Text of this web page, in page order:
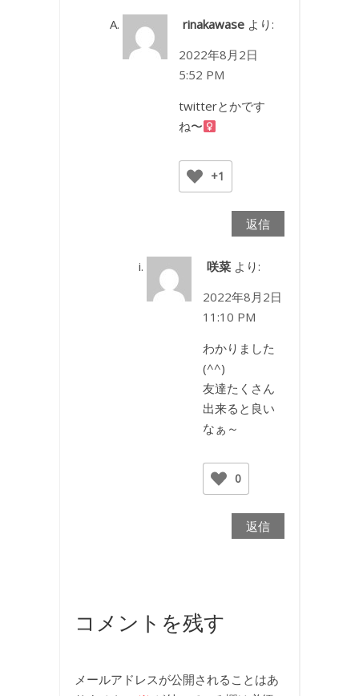
rinakawase より:
2022年8月2日
5:52 PM
twitterとかです
ね〜‍
+1
返信
咲菜 より:
2022年8月2日
11:10 PM
わかりました
(^^)
友達たくさん
出来ると良い
なぁ～
0
返信
コメントを残す
メールアドレスが公開されることはあ